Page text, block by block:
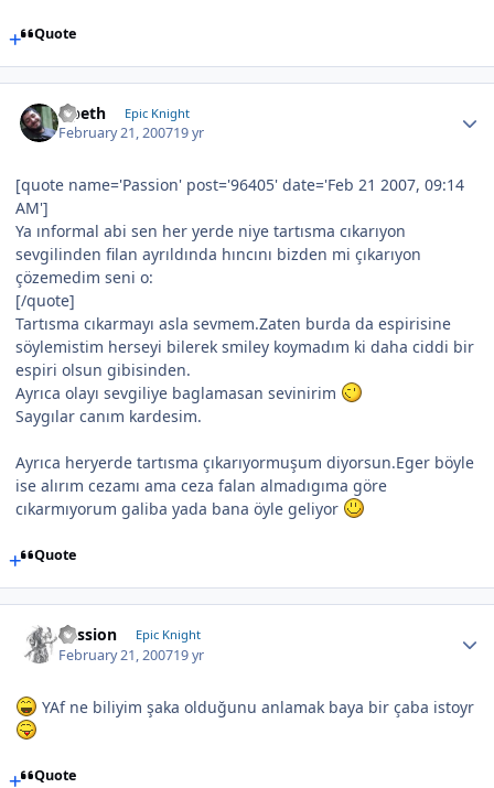
Quote
Opeth Epic Knight
February 21, 200719 yr
[quote name='Passion' post='96405' date='Feb 21 2007, 09:14
AM']
Ya ınformal abi sen her yerde niye tartısma cıkarıyon
sevgilinden filan ayrıldında hıncını bizden mi çıkarıyon
çözemedim seni o:
[/quote]
Tartısma cıkarmayı asla sevmem.Zaten burda da espirisine
söylemistim herseyi bilerek smiley koymadım ki daha ciddi bir
espiri olsun gibisinden.
Ayrıca olayı sevgiliye baglamasan sevinirim
Saygılar canım kardesim.
Ayrıca heryerde tartısma çıkarıyormuşum diyorsun.Eger böyle
ise alırım cezamı ama ceza falan almadıgıma göre
cıkarmıyorum galiba yada bana öyle geliyor
Quote
Passion Epic Knight
February 21, 200719 yr
YAf ne biliyim şaka olduğunu anlamak baya bir çaba istoyr
Quote